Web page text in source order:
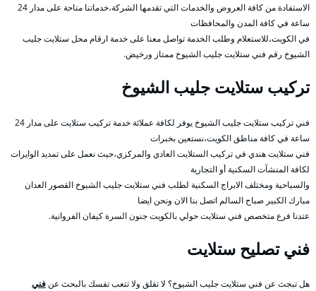
الاستفادة من كافة العروض والخدمات التي تقدمها الشركة،خدماتنا متاحة على مدار 24
ساعة في كافة المدن والمحافظات
في الكويت،للاستعلام وطلب الخدمة تواصل معنا على خدمة ارقام محل ستلايت جليب
الشيوخ رقم فني ستلايت جليب الشيوخ ممتاز ورخيض.
تركيب ستلايت جليب الشيوخ
فني تركيب ستلايت جليب الشيوخ يوفر لكافة عملائة خدمة تركيب ستلايت على مدار 24
ساعة في كافة مناطق الكويت،نستعين بخبرات
فني ستلايت هندي في تركيب الستلايت العادي والمركزي،حيث نعمل على تمديد الوايرات
لكافة المنشآت السكنية أو التجارية
والسياحية ومختلف الابراج السكنية لطلب فني ستلايت جليب الشيوخ القصور العدان
مبارك الكبير صباح السالم اتصل بنا الان ونحن ايضا
عتدنا فرع متخصص فني ستلايت حولي بالكويت جنون السرة كيفان الفروانية.
فني تصليح ستلايت
هل تبجث عن فني ستلايت جليب الشيوخ؟ لا تقلق ولا تتعب تفسك بالبحث عنفني